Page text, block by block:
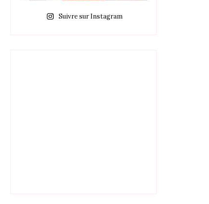
Suivre sur Instagram